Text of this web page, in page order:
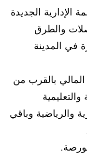
الإدارية الجديدة
والطرق
في المدينة
بالقرب من
والرياضية وباقي